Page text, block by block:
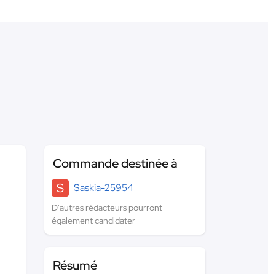
Commande destinée à
S
Saskia-25954
D'autres rédacteurs pourront
également candidater
Résumé